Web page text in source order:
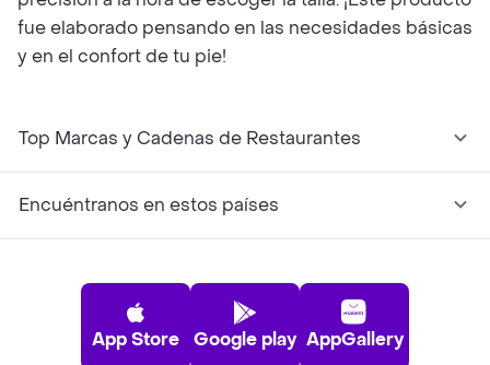
fue elaborado pensando en las necesidades básicas
y en el confort de tu pie!
Top Marcas y Cadenas de Restaurantes
Encuéntranos en estos países
App Store Google play AppGallery